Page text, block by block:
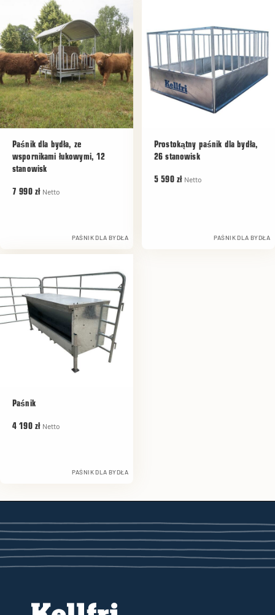
Paśnik dla bydła, ze
wspornikami łukowymi, 12
stanowisk
7 990 zł Netto
PAŚNIK DLA BYDŁA
Prostokątny paśnik dla bydła,
26 stanowisk
5 590 zł Netto
PAŚNIK DLA BYDŁA
Paśnik
4 190 zł Netto
PAŚNIK DLA BYDŁA